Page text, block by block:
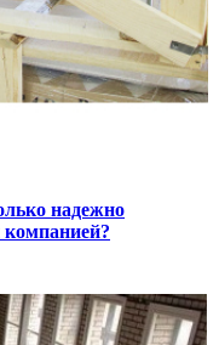
надежно
компанией?